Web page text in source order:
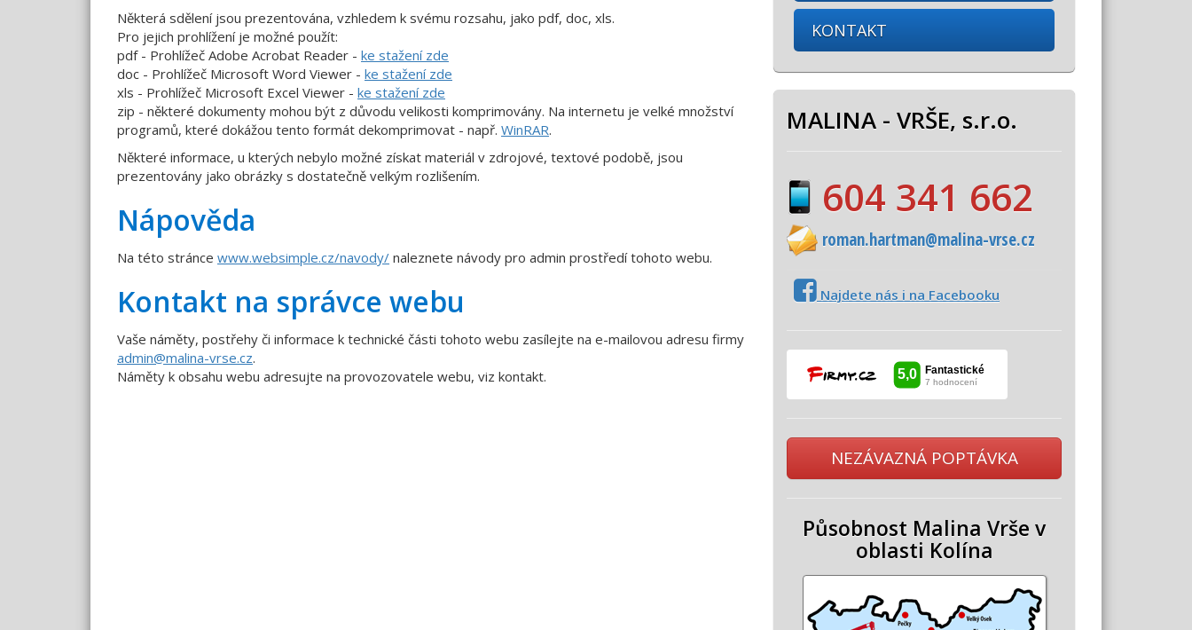
Některá sdělení jsou prezentována, vzhledem k svému rozsahu, jako pdf, doc, xls.
Pro jejich prohlížení je možné použít:
pdf - Prohlížeč Adobe Acrobat Reader - ke stažení zde
doc - Prohlížeč Microsoft Word Viewer - ke stažení zde
xls - Prohlížeč Microsoft Excel Viewer - ke stažení zde
zip - některé dokumenty mohou být z důvodu velikosti komprimovány. Na internetu je velké množství
programů, které dokážou tento formát dekomprimovat - např. WinRAR.
Některé informace, u kterých nebylo možné získat materiál v zdrojové, textové podobě, jsou
prezentovány jako obrázky s dostatečně velkým rozlišením.
Nápověda
Na této stránce www.websimple.cz/navody/ naleznete návody pro admin prostředí tohoto webu.
Kontakt na správce webu
Vaše náměty, postřehy či informace k technické části tohoto webu zasílejte na e-mailovou adresu firmy
admin@malina-vrse.cz.
Náměty k obsahu webu adresujte na provozovatele webu, viz kontakt.
KONTAKT
MALINA - VRŠE, s.r.o.
604 341 662
roman.hartman@malina-vrse.cz
Najdete nás i na Facebooku
NEZÁVAZNÁ POPTÁVKA
Působnost Malina Vrše v
oblasti Kolína